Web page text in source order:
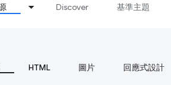
Discover 基準主題
HTML 圖片 回應式設計